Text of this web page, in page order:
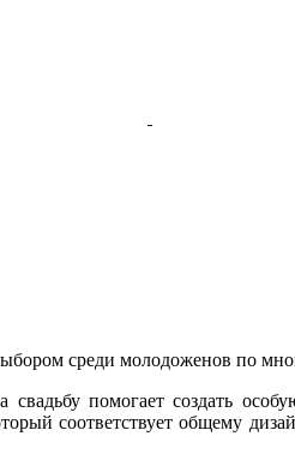
среди молодоженов по
помогает создать
соответствует общему